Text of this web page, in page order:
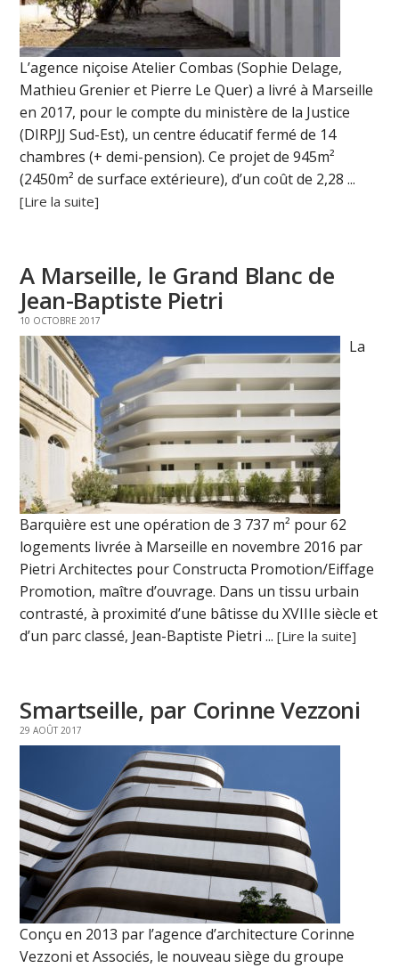
L’agence niçoise Atelier Combas (Sophie Delage,
Mathieu Grenier et Pierre Le Quer) a livré à Marseille
en 2017, pour le compte du ministère de la Justice
(DIRPJJ Sud-Est), un centre éducatif fermé de 14
chambres (+ demi-pension). Ce projet de 945m²
(2450m² de surface extérieure), d’un coût de 2,28 ...
[Lire la suite]
A Marseille, le Grand Blanc de
Jean-Baptiste Pietri
10 OCTOBRE 2017
La
Barquière est une opération de 3 737 m² pour 62
logements livrée à Marseille en novembre 2016 par
Pietri Architectes pour Constructa Promotion/Eiffage
Promotion, maître d’ouvrage. Dans un tissu urbain
contrasté, à proximité d’une bâtisse du XVIIIe siècle et
d’un parc classé, Jean-Baptiste Pietri ...[Lire la suite]
Smartseille, par Corinne Vezzoni
29 AOÛT 2017
Conçu en 2013 par l’agence d’architecture Corinne
Vezzoni et Associés, le nouveau siège du groupe